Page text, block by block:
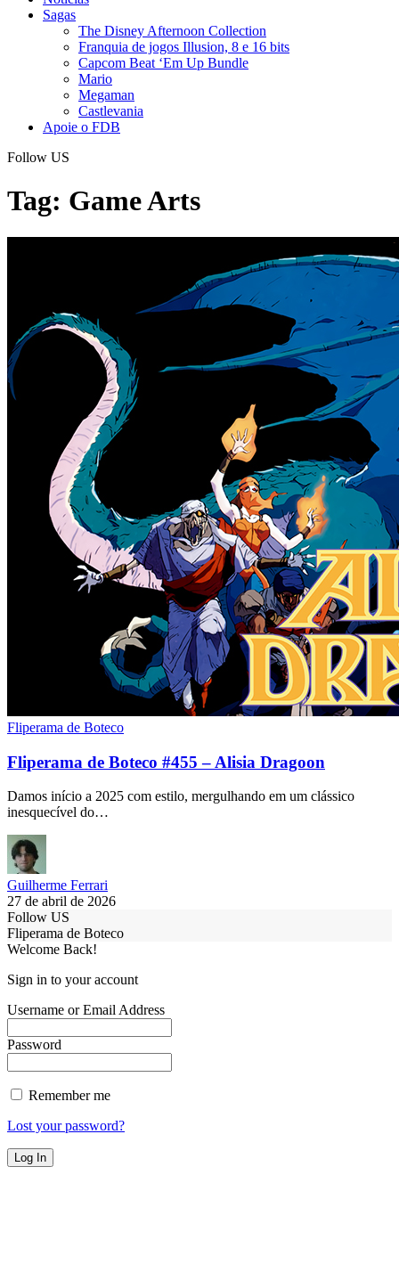
Sagas
The Disney Afternoon Collection
Franquia de jogos Illusion, 8 e 16 bits
Capcom Beat ‘Em Up Bundle
Mario
Megaman
Castlevania
Apoie o FDB
Follow US
Tag: Game Arts
Fliperama de Boteco
Fliperama de Boteco #455 – Alisia Dragoon
Damos início a 2025 com estilo, mergulhando em um clássico
inesquecível do…
Guilherme Ferrari
27 de abril de 2026
Follow US
Fliperama de Boteco
Welcome Back!
Sign in to your account
Username or Email Address
Password
Remember me
Lost your password?